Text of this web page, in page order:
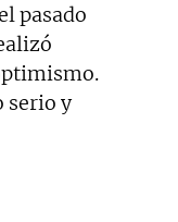
pasado
serio y